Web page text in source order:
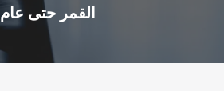
القمر حتى عام 2025